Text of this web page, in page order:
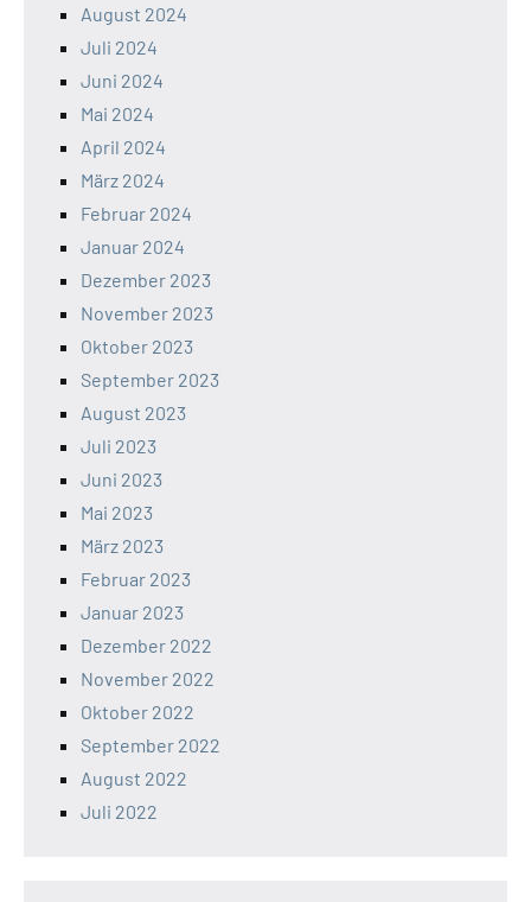
August 2024
Juli 2024
Juni 2024
Mai 2024
April 2024
März 2024
Februar 2024
Januar 2024
Dezember 2023
November 2023
Oktober 2023
September 2023
August 2023
Juli 2023
Juni 2023
Mai 2023
März 2023
Februar 2023
Januar 2023
Dezember 2022
November 2022
Oktober 2022
September 2022
August 2022
Juli 2022